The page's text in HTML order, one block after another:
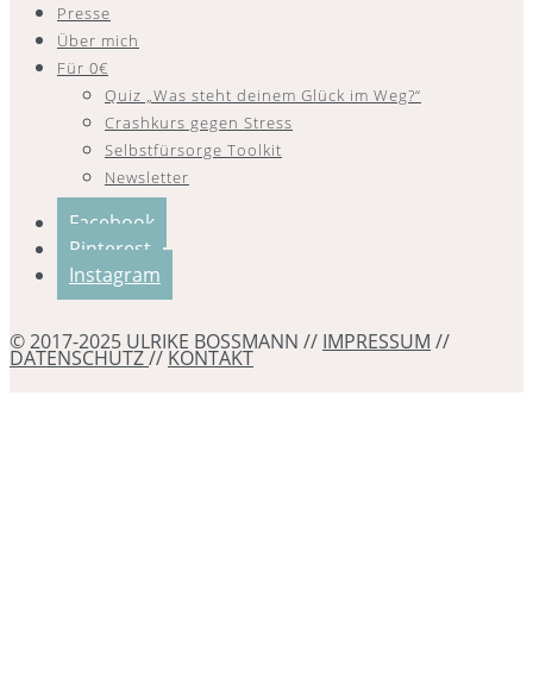
Presse
Über mich
Für 0€
Quiz „Was steht deinem Glück im Weg?“
Crashkurs gegen Stress
Selbstfürsorge Toolkit
Newsletter
Facebook
Pinterest
Instagram
© 2017-2025 ULRIKE BOSSMANN // IMPRESSUM //
DATENSCHUTZ// KONTAKT